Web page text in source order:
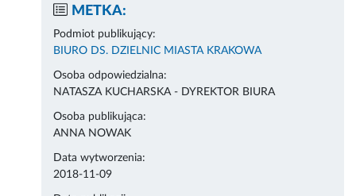
METKA:
Podmiot publikujący:
BIURO DS. DZIELNIC MIASTA KRAKOWA
Osoba odpowiedzialna:
NATASZA KUCHARSKA - DYREKTOR BIURA
Osoba publikująca:
ANNA NOWAK
Data wytworzenia:
2018-11-09